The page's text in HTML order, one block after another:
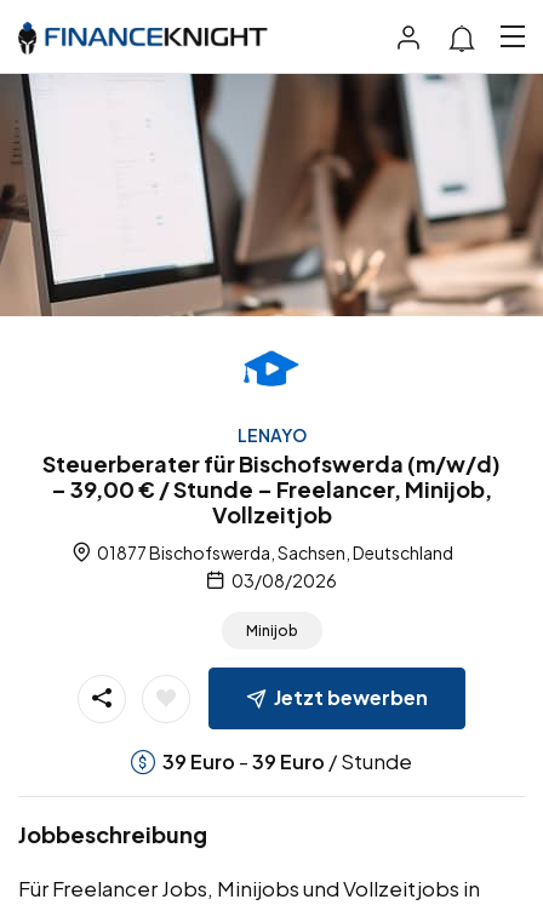
LENAYO
Steuerberater für Bischofswerda (m/w/d)
– 39,00 € / Stunde – Freelancer, Minijob,
Vollzeitjob
01877 Bischofswerda, Sachsen, Deutschland
03/08/2026
Minijob
Jetzt bewerben
39 Euro -39 Euro / Stunde
Jobbeschreibung
Für Freelancer Jobs, Minijobs und Vollzeitjobs in